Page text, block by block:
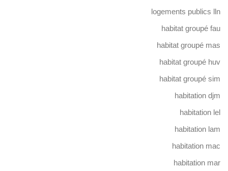
logements publics lln
habitat groupé fau
habitat groupé mas
habitat groupé huv
habitat groupé sim
habitation djm
habitation lel
habitation lam
habitation mac
habitation mar